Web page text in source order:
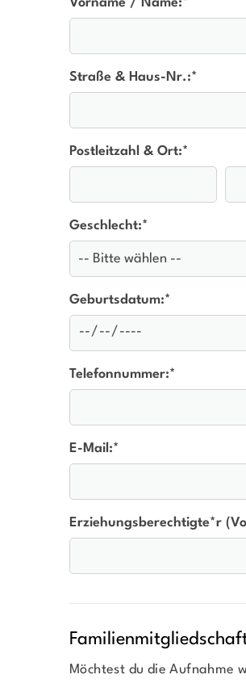
Straße & Haus-Nr.:*
Postleitzahl & Ort:*
Geschlecht:*
Geburtsdatum:*
Telefonnummer:*
E-Mail:*
Erziehungsberechtigte*r
Möchtest du die Aufnahme